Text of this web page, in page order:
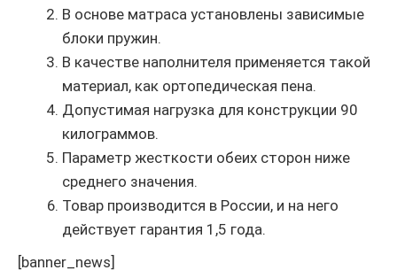
В основе матраса установлены зависимые
блоки пружин.
В качестве наполнителя применяется такой
материал, как ортопедическая пена.
Допустимая нагрузка для конструкции 90
килограммов.
Параметр жесткости обеих сторон ниже
среднего значения.
Товар производится в России, и на него
действует гарантия 1,5 года.
[banner_news]